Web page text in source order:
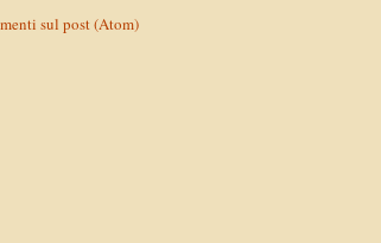
sul post (Atom)